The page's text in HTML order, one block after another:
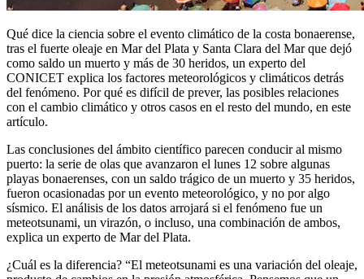
Qué dice la ciencia sobre el evento climático de la costa bonaerense,
tras el fuerte oleaje en Mar del Plata y Santa Clara del Mar que dejó
como saldo un muerto y más de 30 heridos, un experto del
CONICET explica los factores meteorológicos y climáticos detrás
del fenómeno. Por qué es difícil de prever, las posibles relaciones
con el cambio climático y otros casos en el resto del mundo, en este
artículo.
Las conclusiones del ámbito científico parecen conducir al mismo
puerto: la serie de olas que avanzaron el lunes 12 sobre algunas
playas bonaerenses, con un saldo trágico de un muerto y 35 heridos,
fueron ocasionadas por un evento meteorológico, y no por algo
sísmico. El análisis de los datos arrojará si el fenómeno fue un
meteotsunami, un virazón, o incluso, una combinación de ambos,
explica un experto de Mar del Plata.
¿Cuál es la diferencia? “El meteotsunami es una variación del oleaje,